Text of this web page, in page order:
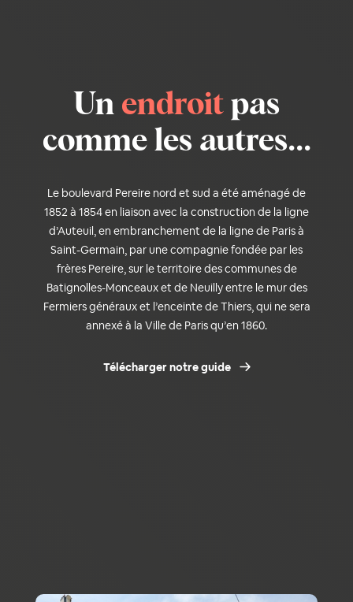
Un endroit pas
comme les autres...
Le boulevard Pereire nord et sud a été aménagé de
1852 à 1854 en liaison avec la construction de la ligne
d’Auteuil, en embranchement de la ligne de Paris à
Saint-Germain, par une compagnie fondée par les
frères Pereire, sur le territoire des communes de
Batignolles-Monceaux et de Neuilly entre le mur des
Fermiers généraux et l’enceinte de Thiers, qui ne sera
annexé à la Ville de Paris qu’en 1860.
Télécharger notre guide